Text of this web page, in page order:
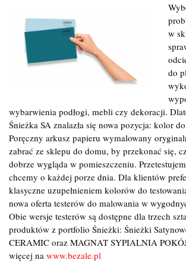
w
do
wybarwienia podłogi, mebli czy dekoracji.
Śnieżka SA znalazła się nowa pozycja: kolor
Poręczny arkusz papieru wymalowany
zabrać ze sklepu do domu, by przekonać się,
dobrze wygląda w pomieszczeniu.
chcemy o każdej porze dnia. Dla klientów
klasyczne uzupełnieniem kolorów do
nowa oferta testerów do malowania w
Obie wersje testerów są dostępne dla trzech
produktów z portfolio Śnieżki: Śnieżki
CERAMIC oraz MAGNAT SYPIALNIA
więcej na www.bezale.pl